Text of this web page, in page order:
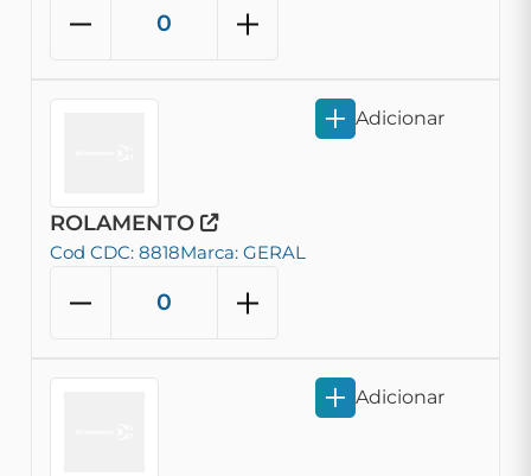
ROLAMENTO
Cod CDC: 8818Marca: GERAL
Adicionar
Adicionar